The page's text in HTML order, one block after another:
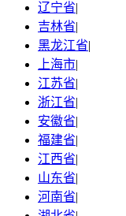
辽宁省|
吉林省|
黑龙江省|
上海市|
江苏省|
浙江省|
安徽省|
福建省|
江西省|
山东省|
河南省|